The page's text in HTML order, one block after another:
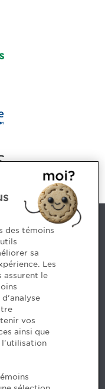
(Québec)
équipe >
carrière? Voyez
des témoins
sa
Les
assurent le
vos
ainsi que
l'utilisation